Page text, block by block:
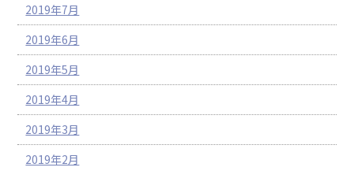
2019年7月
2019年6月
2019年5月
2019年4月
2019年3月
2019年2月